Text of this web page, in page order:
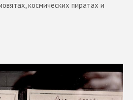
космических пиратах и